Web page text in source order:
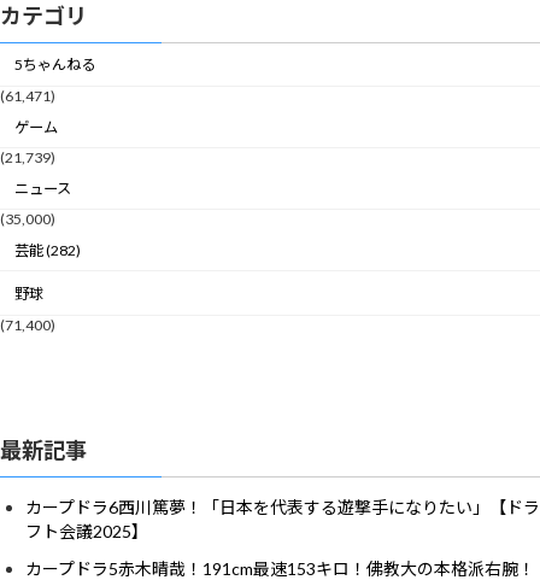
カテゴリ
5ちゃんねる
(61,471)
ゲーム
(21,739)
ニュース
(35,000)
芸能 (282)
野球
(71,400)
最新記事
カープドラ6西川篤夢！「日本を代表する遊撃手になりたい」【ドラ
フト会議2025】
カープドラ5赤木晴哉！191cm最速153キロ！佛教大の本格派右腕！